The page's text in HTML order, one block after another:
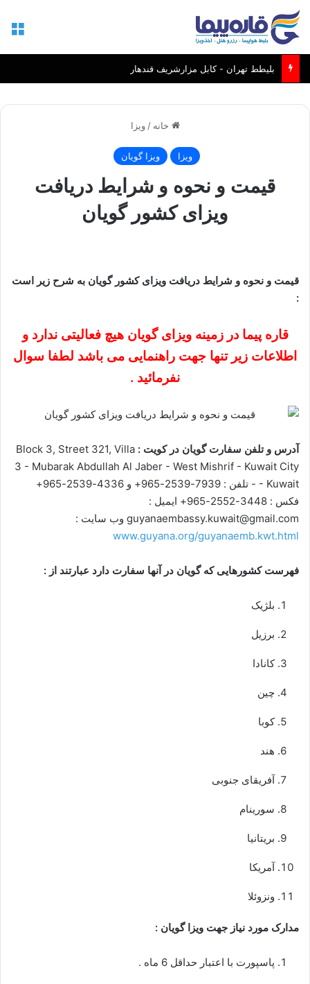
بلیطط تهران - کابل مزارشریف قندهار
خانه / ویزا
ویزا ویزا گویان
قیمت و نحوه و شرایط دریافت
ویزای کشور گویان
قیمت و نحوه و شرایط دریافت ویزای کشور گویان به شرح زیر است
:
قاره پیما در زمینه ویزای گویان هیچ فعالیتی ندارد و
اطلاعات زیر تنها جهت راهنمایی می باشد لطفا سوال
نفرمائید .
آدرس و تلفن سفارت گویان در کویت : Block 3, Street 321, Villa
3 - Mubarak Abdullah Al Jaber - West Mishrif - Kuwait City
- Kuwait - تلفن : 7939-2539-965+ و 4336-2539-965+
فکس : 3448-2552-965+ ایمیل :
guyanaembassy.kuwait@gmail.com وب سایت :
www.guyana.org/guyanaemb.kwt.html
فهرست کشورهایی که گویان در آنها سفارت دارد عبارتند از :
بلژیک
برزیل
کانادا
چین
کوبا
هند
آفریقای جنوبی
سورینام
بریتانیا
آمریکا
ونزوئلا
مدارک مورد نیاز جهت ویزا گویان :
پاسپورت با اعتبار حداقل 6 ماه .